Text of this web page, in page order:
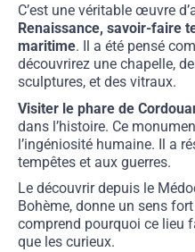
C’est une véritable œuvre
Renaissance, savoir-faire
maritime. Il a été pensé
découvrirez une chapelle,
sculptures, et des vitraux.
Visiter le phare de
dans l’histoire. Ce
l’ingéniosité humaine. Il a
tempêtes et aux guerres.
Le découvrir depuis le
Bohème, donne un sens
comprend pourquoi ce lieu
que les curieux.